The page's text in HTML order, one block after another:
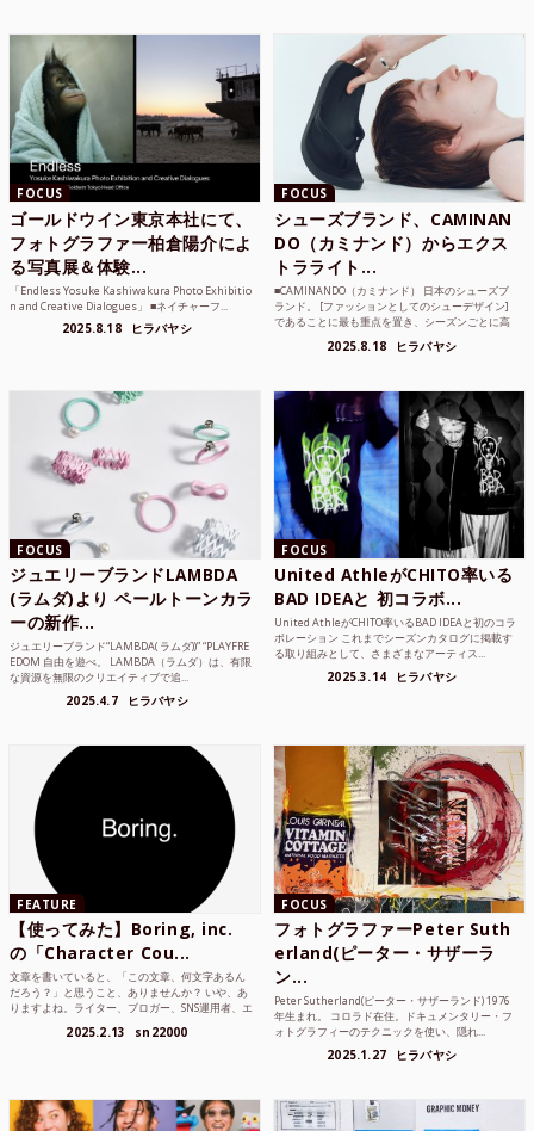
FOCUS
ゴールドウイン東京本社にて、
フォトグラファー柏倉陽介によ
る写真展＆体験...
「Endless Yosuke Kashiwakura Photo Exhibitio
n and Creative Dialogues」 ■ネイチャーフ...
2025.8.18 ヒラバヤシ
FOCUS
シューズブランド、CAMINAN
DO（カミナンド）からエクス
トラライト...
■CAMINANDO（カミナンド） 日本のシューズブ
ランド。 [ファッションとしてのシューデザイン]
であることに最も重点を置き、シーズンごとに高
2025.8.18 ヒラバヤシ
FOCUS
ジュエリーブランドLAMBDA
(ラムダ)より ペールトーンカラ
ーの新作...
ジュエリーブランド“LAMBDA( ラムダ))” “PLAYFRE
EDOM 自由を遊べ。 LAMBDA（ラムダ）は、有限
な資源を無限のクリエイティブで追...
2025.4.7 ヒラバヤシ
FOCUS
United AthleがCHITO率いる
BAD IDEAと 初コラボ...
United AthleがCHITO率いるBAD IDEAと初のコラ
ボレーション これまでシーズンカタログに掲載す
る取り組みとして、さまざまなアーティス...
2025.3.14 ヒラバヤシ
FEATURE
【使ってみた】Boring, inc.
の「Character Cou...
文章を書いていると、「この文章、何文字あるん
だろう？」と思うこと、ありませんか？ いや、あ
りますよね。ライター、ブロガー、SNS運用者、エ
2025.2.13 sn22000
FOCUS
フォトグラファーPeter Suth
erland(ピーター・サザーラ
ン...
Peter Sutherland(ピーター・サザーランド) 1976
年生まれ。 コロラド在住。ドキュメンタリー・フ
ォトグラフィーのテクニックを使い、隠れ...
2025.1.27 ヒラバヤシ